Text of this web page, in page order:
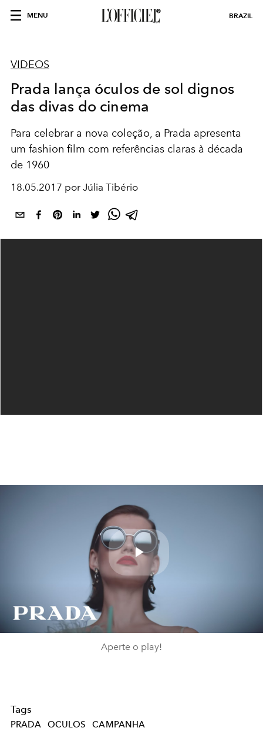
MENU BRAZIL
VIDEOS
Prada lança óculos de sol dignos
das divas do cinema
Para celebrar a nova coleção, a Prada apresenta
um fashion film com referências claras à década
de 1960
18.05.2017 por Júlia Tibério
Play
Video
Aperte o play!
Tags
PRADA OCULOS CAMPANHA